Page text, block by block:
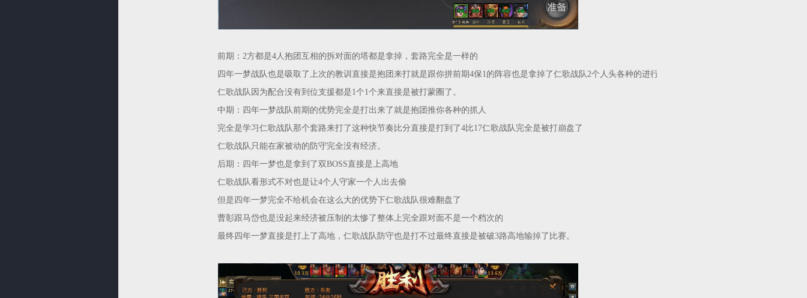
前期：2方都是4人抱团互相的拆对面的塔都是拿掉，套路完全是一样的
四年一梦战队也是吸取了上次的教训直接是抱团来打就是跟你拼前期4保1的阵容也是拿掉了仁歌战队2个人头各种的进行压制来打
仁歌战队因为配合没有到位支援都是1个1个来直接是被打蒙圈了。
中期：四年一梦战队前期的优势完全是打出来了就是抱团推你各种的抓人
完全是学习仁歌战队那个套路来打了这种快节奏比分直接是打到了4比17仁歌战队完全是被打崩盘了
仁歌战队只能在家被动的防守完全没有经济。
后期：四年一梦也是拿到了双BOSS直接是上高地
仁歌战队看形式不对也是让4个人守家一个人出去偷
但是四年一梦完全不给机会在这么大的优势下仁歌战队很难翻盘了
曹彰跟马岱也是没起来经济被压制的太惨了整体上完全跟对面不是一个档次的
最终四年一梦直接是打上了高地，仁歌战队防守也是打不过最终直接是被破3路高地输掉了比赛。